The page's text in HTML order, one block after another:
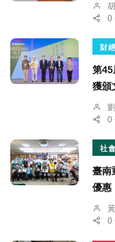
0
財
第45
獲頒
0
社會
臺南
優惠
0